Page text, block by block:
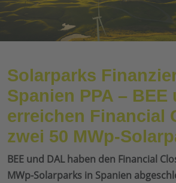
Solarparks
Spanien PPA – BEE
erreichen Financial
zwei 50 MWp-
BEE und DAL haben den Financial
MWp-Solarparks in Spanien